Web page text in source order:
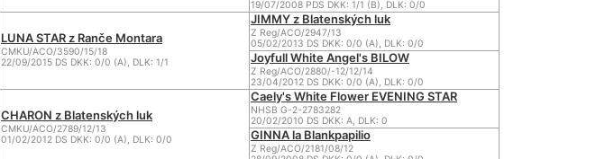
19/07/2008 PDS DKK: 1/1 (B), DLK: 0/0
LUNA STAR z Ranče Montara
CMKU/ACO/3590/15/18
22/09/2015 DS DKK: 0/0 (A), DLK: 1/1
JIMMY z Blatenských luk
Z Reg/ACO/2947/13
05/02/2013 DS DKK: 0/0 (A), DLK: 0/0
Joyfull White Angel's BILOW
Z Reg/ACO/2880/-12/12/14
23/04/2012 DS DKK: 0/0 (A), DLK: 0/0
CHARON z Blatenských luk
CMKU/ACO/2789/12/13
01/02/2012 DS DKK: 0/0 (A), DLK: 0/0
Caely's White Flower EVENING STAR
NHSB G-2-2783282
20/02/2010 DS DKK: A, DLK: 0
GINNA la Blankpapilio
Z Reg/ACO/2181/08/12